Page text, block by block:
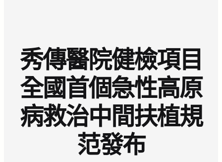
秀傳醫院健檢項目
全國首個急性高原
病救治中間扶植規
范發布